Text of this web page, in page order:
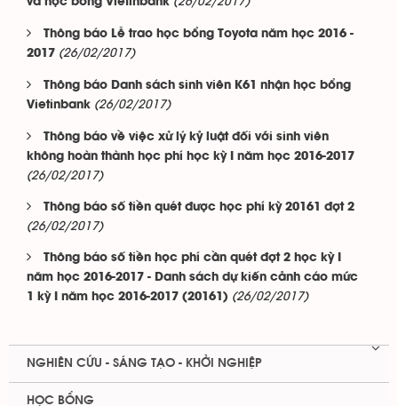
Thông báo Lễ trao học bổng Toyota năm học 2016 -
2017 (26/02/2017)
Thông báo Danh sách sinh viên K61 nhận học bổng
Vietinbank (26/02/2017)
Thông báo về việc xử lý kỷ luật đối với sinh viên
không hoàn thành học phí học kỳ I năm học 2016-2017
(26/02/2017)
Thông báo số tiền quét được học phí kỳ 20161 đợt 2
(26/02/2017)
Thông báo số tiền học phí cần quét đợt 2 học kỳ I
năm học 2016-2017 - Danh sách dự kiến cảnh cáo mức
1 kỳ I năm học 2016-2017 (20161) (26/02/2017)
NGHIÊN CỨU - SÁNG TẠO - KHỞI NGHIỆP
HỌC BỔNG